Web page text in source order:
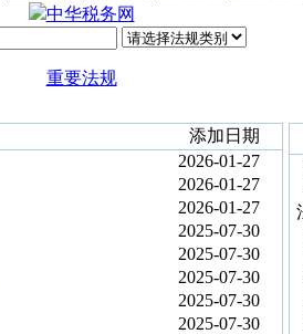
中华税务网
重要法规
添加日期
2026-01-27
2026-01-27
2026-01-27
2025-07-30
2025-07-30
2025-07-30
2025-07-30
2025-07-30